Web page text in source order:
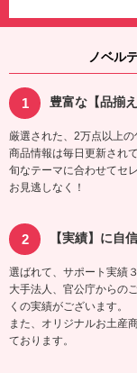
ノベル
豊富な【品揃え
厳選された、2万点以上の
商品情報は毎日更新されて
旬なテーマに合わせてセ
お見逃しなく！
【実績】に自
選ばれて、サポート実績
大手法人、官公庁からの
くの実績がございます。
また、オリジナルお土産
ております。